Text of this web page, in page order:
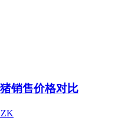
销售价格对比